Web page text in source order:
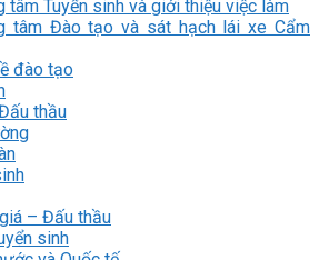
tâm Tuyển sinh và giới thiệu việc làm
tâm Đào tạo và sát hạch lái xe Cẩm
đào tạo
thầu
– Đấu thầu
sinh